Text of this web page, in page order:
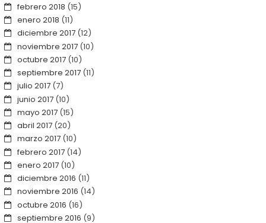
febrero 2018 (15)
enero 2018 (11)
diciembre 2017(12)
noviembre 2017(10)
octubre 2017(10)
septiembre 2017(11)
julio 2017(7)
junio 2017(10)
mayo 2017(15)
abril 2017(20)
marzo 2017(10)
febrero 2017(14)
enero 2017(10)
diciembre 2016 (11)
noviembre 2016 (14)
octubre 2016 (16)
septiembre 2016 (9)